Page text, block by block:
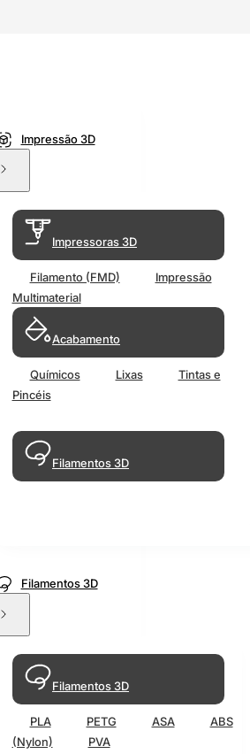
Impressão 3D
Impressoras 3D
Filamento (FMD)
Impressão
Multimaterial
Acabamento
Químicos Lixas
Tintas e
Pincéis
Filamentos 3D
Filamentos 3D
Filamentos 3D
PLA PETG ASA ABS
(Nylon)
PVA